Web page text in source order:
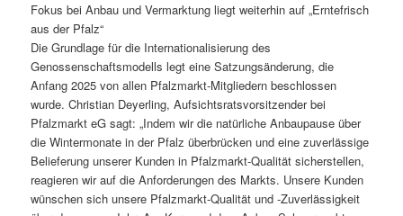
Fokus bei Anbau und Vermarktung liegt weiterhin auf „Erntefrisch
aus der Pfalz“
Die Grundlage für die Internationalisierung des
Genossenschaftsmodells legt eine Satzungsänderung, die
Anfang 2025 von allen Pfalzmarkt-Mitgliedern beschlossen
wurde. Christian Deyerling, Aufsichtsratsvorsitzender bei
Pfalzmarkt eG sagt: „Indem wir die natürliche Anbaupause über
die Wintermonate in der Pfalz überbrücken und eine zuverlässige
Belieferung unserer Kunden in Pfalzmarkt-Qualität sicherstellen,
reagieren wir auf die Anforderungen des Markts. Unsere Kunden
wünschen sich unsere Pfalzmarkt-Qualität und -Zuverlässigkeit